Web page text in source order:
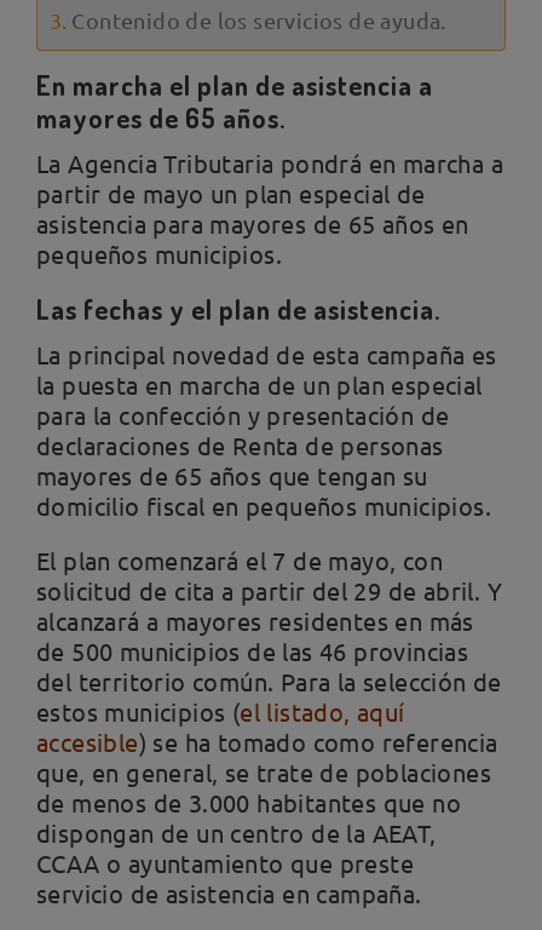
Contenido de los servicios de ayuda.
En marcha el plan de asistencia a
mayores de 65 años.
La Agencia Tributaria pondrá en marcha a
partir de mayo un plan especial de
asistencia para mayores de 65 años en
pequeños municipios.
Las fechas y el plan de asistencia.
La principal novedad de esta campaña es
la puesta en marcha de un plan especial
para la confección y presentación de
declaraciones de Renta de personas
mayores de 65 años que tengan su
domicilio fiscal en pequeños municipios.
El plan comenzará el 7 de mayo, con
solicitud de cita a partir del 29 de abril. Y
alcanzará a mayores residentes en más
de 500 municipios de las 46 provincias
del territorio común. Para la selección de
estos municipios (el listado, aquí
accesible) se ha tomado como referencia
que, en general, se trate de poblaciones
de menos de 3.000 habitantes que no
dispongan de un centro de la AEAT,
CCAA o ayuntamiento que preste
servicio de asistencia en campaña.